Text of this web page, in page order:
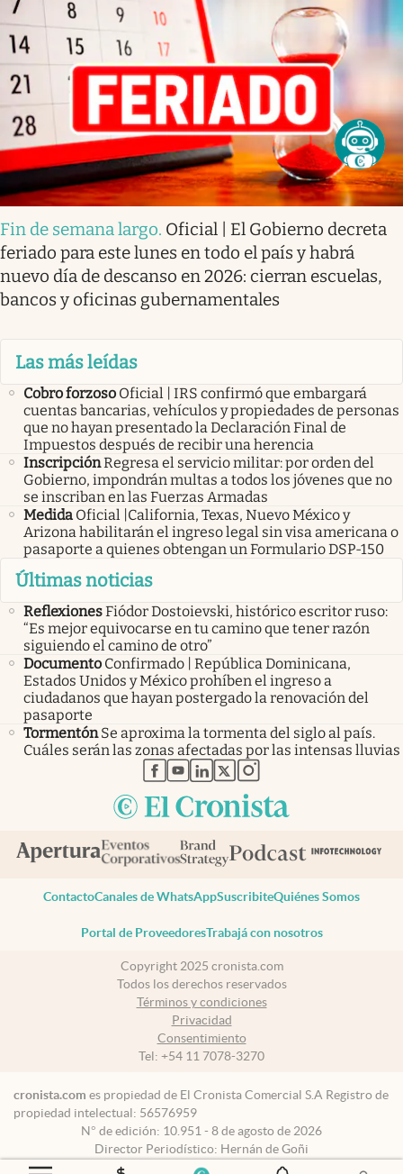
Fin de semana largo. Oficial | El Gobierno decreta
feriado para este lunes en todo el país y habrá
nuevo día de descanso en 2026: cierran escuelas,
bancos y oficinas gubernamentales
Las más leídas
Cobro forzoso Oficial | IRS confirmó que embargará
cuentas bancarias, vehículos y propiedades de personas
que no hayan presentado la Declaración Final de
Impuestos después de recibir una herencia
InscripciónRegresa el servicio militar: por orden del
Gobierno, impondrán multas a todos los jóvenes que no
se inscriban en las Fuerzas Armadas
Medida Oficial |California, Texas, Nuevo México y
Arizona habilitarán el ingreso legal sin visa americana o
pasaporte a quienes obtengan un Formulario DSP-150
Últimas noticias
ReflexionesFiódor Dostoievski, histórico escritor ruso:
“Es mejor equivocarse en tu camino que tener razón
siguiendo el camino de otro”
Documento Confirmado | República Dominicana,
Estados Unidos y México prohíben el ingreso a
ciudadanos que hayan postergado la renovación del
pasaporte
Tormentón Se aproxima la tormenta del siglo al país.
Cuáles serán las zonas afectadas por las intensas lluvias
abre en nueva pestaña
abre en nueva pestaña
abre en nueva pestaña
abre en nueva pestaña
abre en nueva pestaña
ContactoCanales de WhatsAppSuscribiteQuiénes Somos
Portal de ProveedoresTrabajá con nosotros
Copyright 2025 cronista.com
Todos los derechos reservados
Términos y condiciones
Privacidad
Consentimiento
Tel: +54 11 7078-3270
cronista.com es propiedad de El Cronista Comercial S.A Registro de
propiedad intelectual: 56576959
N° de edición: 10.951 - 8 de agosto de 2026
Director Periodístico: Hernán de Goñi